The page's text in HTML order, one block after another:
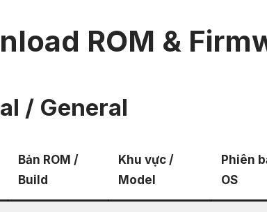
ROM &
/ General
Bản ROM /
Build
Khu vực /
Model
Phiên
OS